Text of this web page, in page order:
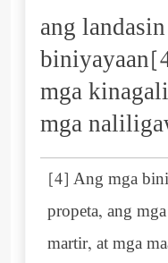
ang
mga
mga
[4] Ang mga
propeta, ang
martir, at mga